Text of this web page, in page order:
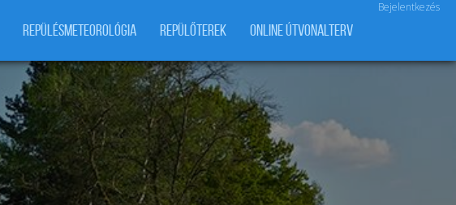
Bejelentkezés
REPÜLÉSMETEOROLÓGIA REPÜLŐTEREK ONLINE ÚTVONALTERV